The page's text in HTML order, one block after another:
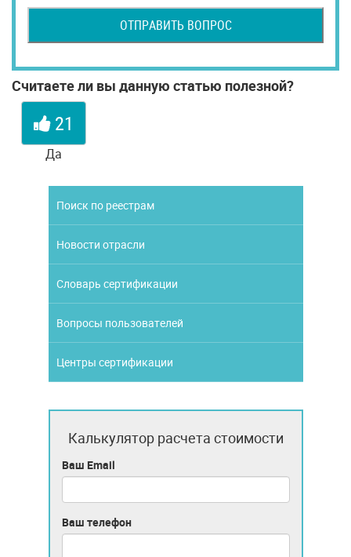
ОТПРАВИТЬ ВОПРОС
Считаете ли вы данную статью полезной?
21
Да
Поиск по реестрам
Новости отрасли
Словарь сертификации
Вопросы пользователей
Центры сертификации
Калькулятор расчета стоимости
Ваш Email
Ваш телефон